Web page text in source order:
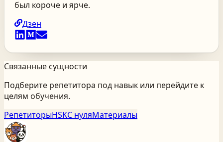
был короче и ярче.
Дзен
Связанные сущности
Подберите репетитора под навык или перейдите к
целям обучения.
РепетиторыHSKС нуляМатериалы